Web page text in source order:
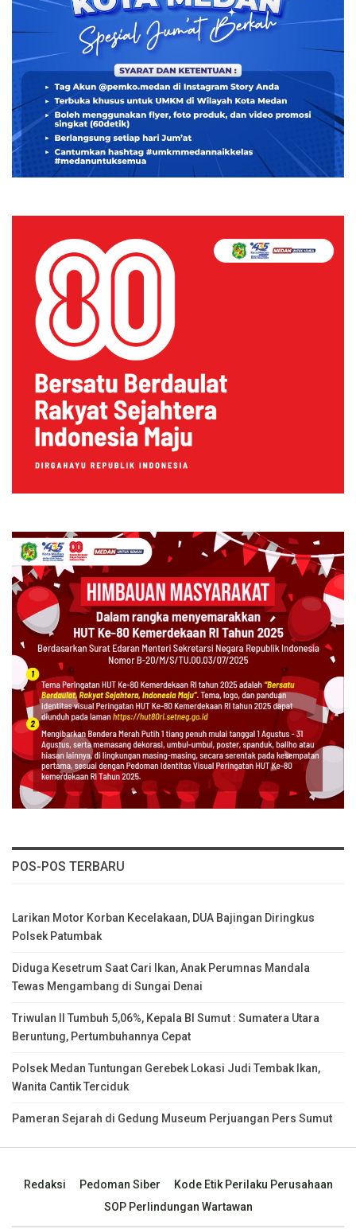
POS-POS TERBARU
Larikan Motor Korban Kecelakaan, DUA Bajingan Diringkus
Polsek Patumbak
Diduga Kesetrum Saat Cari Ikan, Anak Perumnas Mandala
Tewas Mengambang di Sungai Denai
Triwulan II Tumbuh 5,06%, Kepala BI Sumut : Sumatera Utara
Beruntung, Pertumbuhannya Cepat
Polsek Medan Tuntungan Gerebek Lokasi Judi Tembak Ikan,
Wanita Cantik Terciduk
Pameran Sejarah di Gedung Museum Perjuangan Pers Sumut
Redaksi Pedoman Siber
Kode Etik Perilaku Perusahaan
SOP Perlindungan Wartawan